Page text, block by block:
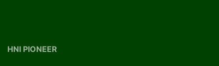
HNI PIONEER